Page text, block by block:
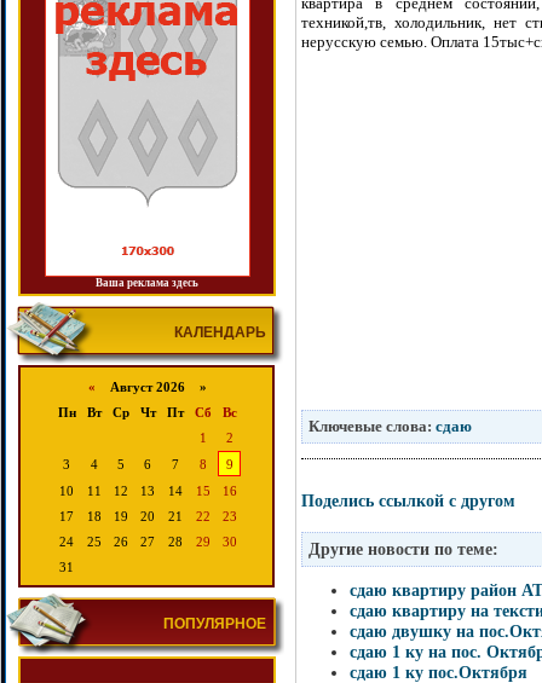
Ваша реклама здесь
КАЛЕНДАРЬ
« Август 2026 »
Пн
Вт Ср Чт Пт Сб
Вс
1
2
3
4 5 6 7 8
9
10
11 12 13 14 15
16
17
18 19 20 21 22
23
24
25 26 27 28 29
30
31
ПОПУЛЯРНОЕ
техникой,тв, холодильник, нет
нерусскую семью. Оплата
Ключевые слова: сдаю
Поделись ссылкой с другом
Другие новости по теме:
сдаю квартиру район
сдаю квартиру на
сдаю двушку на
сдаю 1 ку на пос.
сдаю 1 ку пос.Октября